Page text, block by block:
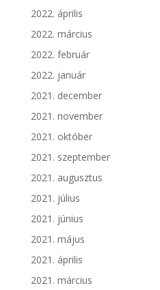
2022. április
2022. március
2022. február
2022. január
2021. december
2021. november
2021. október
2021. szeptember
2021. augusztus
2021. július
2021. június
2021. május
2021. április
2021. március